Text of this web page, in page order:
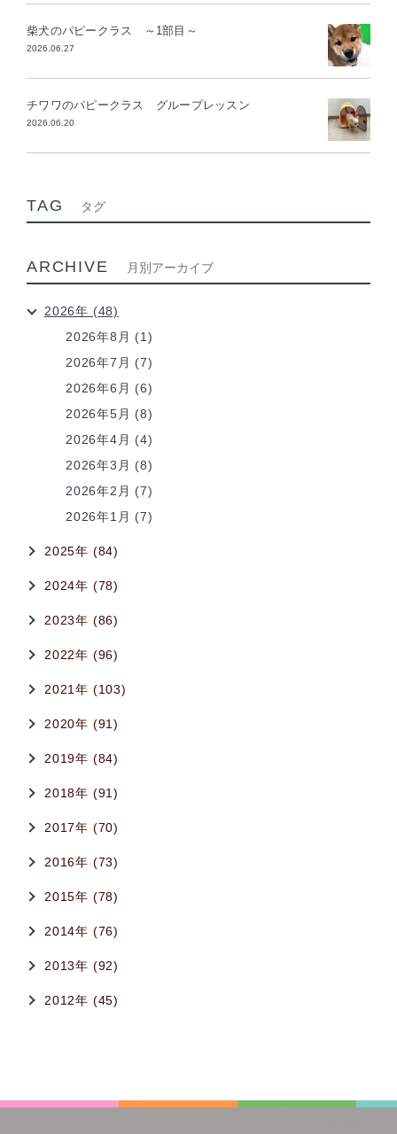
柴犬のパピークラス ～1部目～
2026.06.27
チワワのパピークラス グループレッスン
2026.06.20
TAG タグ
ARCHIVE 月別アーカイブ
2026年 (48)
2026年8月 (1)
2026年7月 (7)
2026年6月 (6)
2026年5月 (8)
2026年4月 (4)
2026年3月 (8)
2026年2月 (7)
2026年1月 (7)
2025年 (84)
2024年 (78)
2023年 (86)
2022年 (96)
2021年 (103)
2020年 (91)
2019年 (84)
2018年 (91)
2017年 (70)
2016年 (73)
2015年 (78)
2014年 (76)
2013年 (92)
2012年 (45)